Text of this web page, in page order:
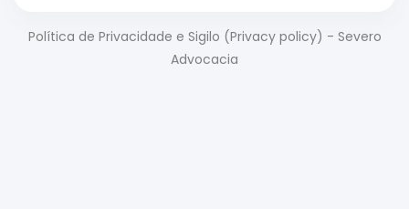
Política de Privacidade e Sigilo (Privacy policy) - Severo
Advocacia